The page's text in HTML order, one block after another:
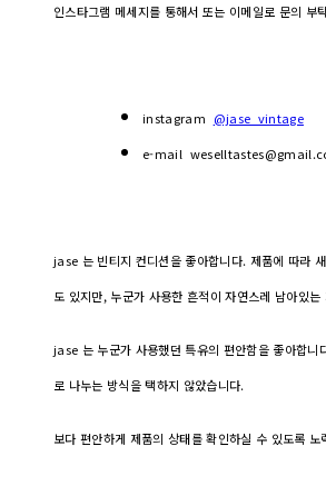
인스타그램 메세지를 통해서 또는 이메일로 문의 부
instagram @jase_vintage
e-mail
jase 는 빈티지 컨디션을 좋아합니다. 제품에 따라
도 있지만, 누군가 사용한 흔적이 자연스레 남아있는
jase 는 누군가 사용했던 특유의 편안함을 좋아합니
로 나누는 방식을 택하지 않았습니다.
보다 편안하게 제품의 상태를 확인하실 수 있도록